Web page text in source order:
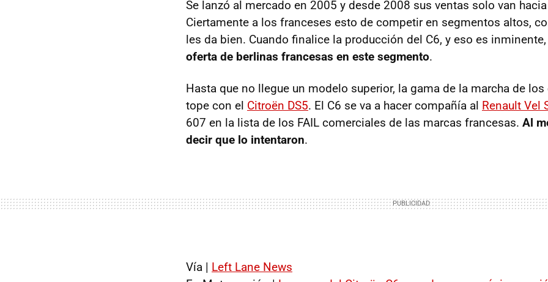
Se lanzó al mercado en 2005 y desde 2008 sus ventas solo van
Ciertamente a los franceses esto de competir en segmentos altos,
les da bien. Cuando finalice la producción del C6, y eso es inminente,
oferta de berlinas francesas en este segmento.
Hasta que no llegue un modelo superior, la gama de la marcha de los
tope con el Citroën DS5. El C6 se va a hacer compañía al Renault Vel
607 en la lista de los FAIL comerciales de las marcas francesas. Al
decir que lo intentaron.
Vía | Left Lane News